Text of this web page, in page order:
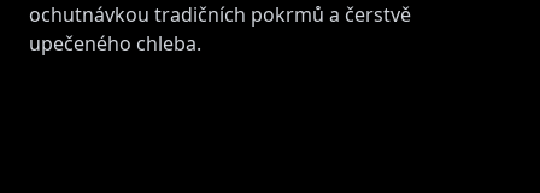
ochutnávkou tradičních pokrmů a čerstvě
upečeného chleba.